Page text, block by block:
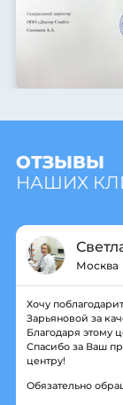
ОТЗЫВЫ
НАШИХ
Москва
Хочу
Зарьяновой за
Благодаря этому
Спасибо за Ваш
центру!
Обязательно